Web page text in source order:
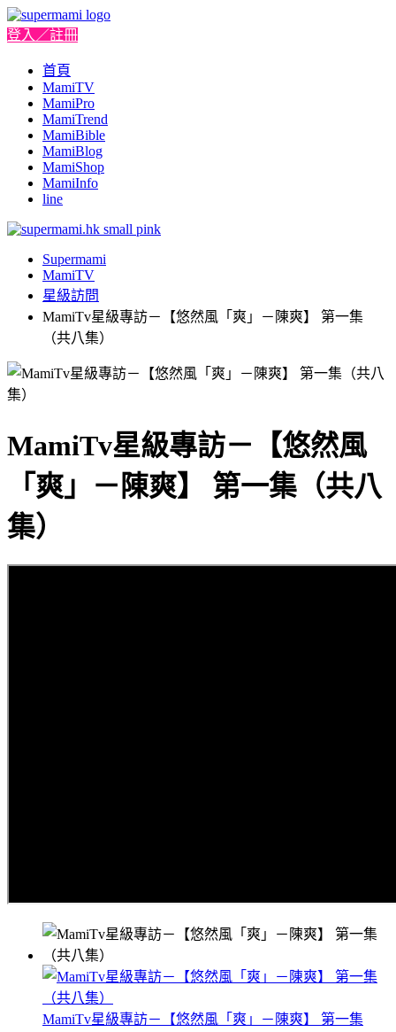
登入／註冊
首頁
MamiTV
MamiPro
MamiTrend
MamiBible
MamiBlog
MamiShop
MamiInfo
line
Supermami
MamiTV
星級訪問
MamiTv星級專訪－【悠然風「爽」－陳爽】 第一集
（共八集）
MamiTv星級專訪－【悠然風
「爽」－陳爽】 第一集（共八
集）
MamiTv星級專訪－【悠然風「爽」－陳爽】 第一集